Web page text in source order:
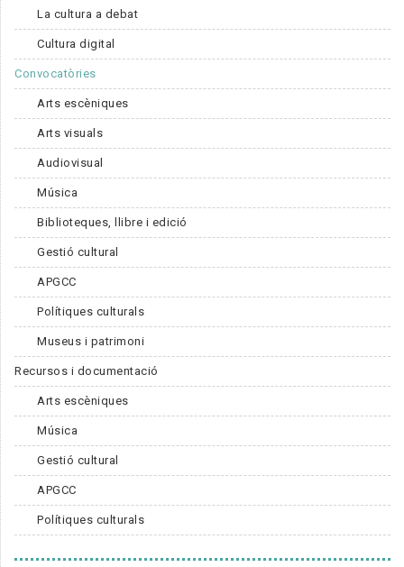
La cultura a debat
Cultura digital
Convocatòries
Arts escèniques
Arts visuals
Audiovisual
Música
Biblioteques, llibre i edició
Gestió cultural
APGCC
Polítiques culturals
Museus i patrimoni
Recursos i documentació
Arts escèniques
Música
Gestió cultural
APGCC
Polítiques culturals